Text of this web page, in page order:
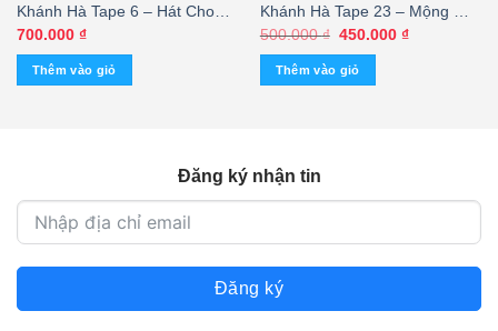
Khánh Hà Tape 6 – Hát Cho
Tình Yêu – Khánh Hà – Ngọc
Lan (KGTH9)
700.000 ₫
Thêm vào giỏ
Khánh Hà Tape 23 – Mộng Mơ
– Lưu Bích – Lan Anh – Tô
Chấn Phong (KGMG)
500.000₫ Giá
là:
500.000 ₫.
450.000 ₫Giá
Thêm vào giỏ
Đăng ký nhận tin
Đăng ký